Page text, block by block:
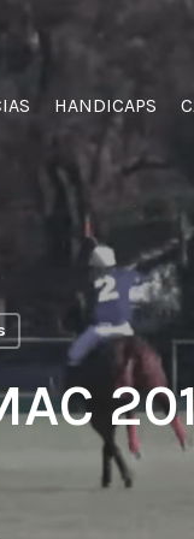
HANDICAPS